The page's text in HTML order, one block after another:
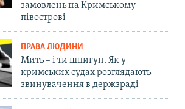
замовлень на Кримському
півострові
ПРАВА ЛЮДИНИ
Мить – і ти шпигун. Як у
кримських судах розглядають
звинувачення в держзраді